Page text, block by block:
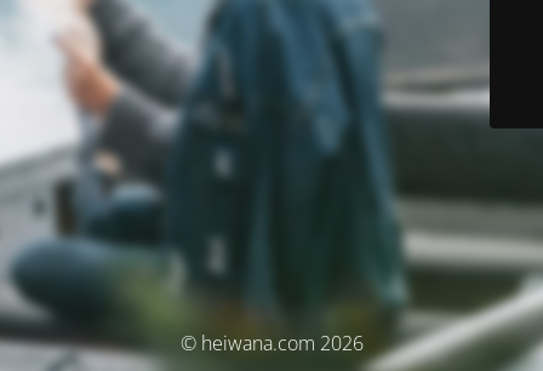
© heiwana.com 2026